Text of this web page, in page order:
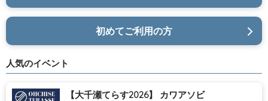
初めてご利用の方
人気のイベント
【大千瀬てらす2026】 カワアソビ